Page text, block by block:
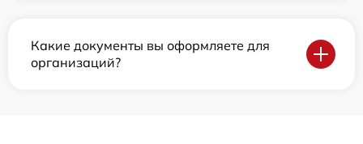
Какие документы вы оформляете для
организаций?